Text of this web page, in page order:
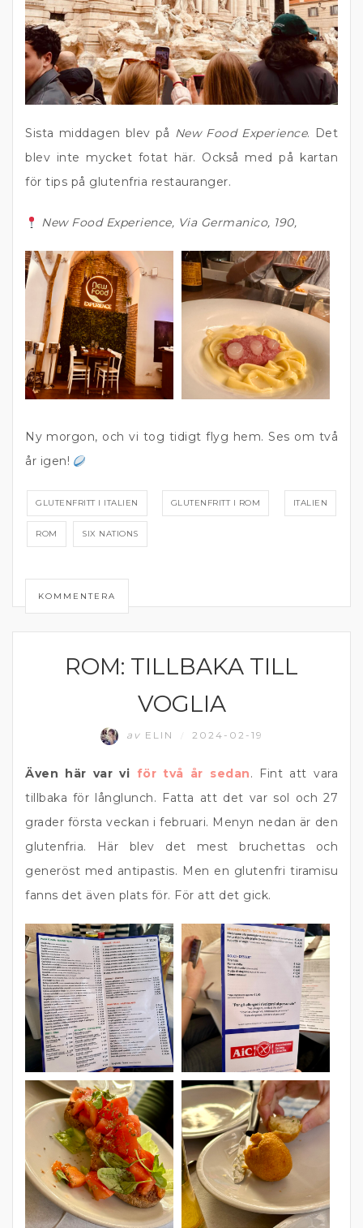
Sista middagen blev på New Food Experience. Det
blev inte mycket fotat här. Också med på kartan
för tips på glutenfria restauranger.
New Food Experience, Via Germanico, 190,
Ny morgon, och vi tog tidigt flyg hem. Ses om två
år igen!
GLUTENFRITT I ITALIEN GLUTENFRITT I ROM ITALIEN
ROM SIX NATIONS
KOMMENTERA
ITALIENROM: TILLBAKA TILL
VOGLIA
av ELIN 2024-02-19
Även här var vi för två år sedan. Fint att vara
tillbaka för långlunch. Fatta att det var sol och 27
grader första veckan i februari. Menyn nedan är den
glutenfria. Här blev det mest bruchettas och
generöst med antipastis. Men en glutenfri tiramisu
fanns det även plats för. För att det gick.